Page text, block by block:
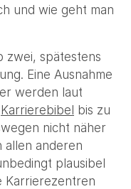
und wie geht man
zwei, spätestens
Eine Ausnahme
werden laut
Karrierebibel
bis zu
nicht näher
allen anderen
plausibel
Karrierezentren